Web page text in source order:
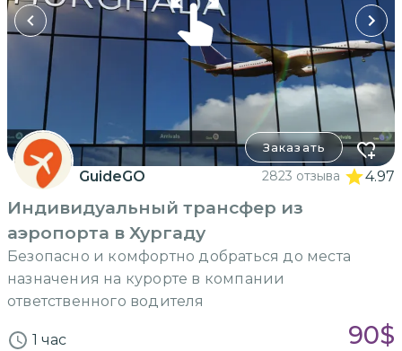
Заказать
GuideGO 2823 отзыва 4.97
Индивидуальный трансфер из
аэропорта в Хургаду
Безопасно и комфортно добраться до места
назначения на курорте в компании
ответственного водителя
1 час 90$